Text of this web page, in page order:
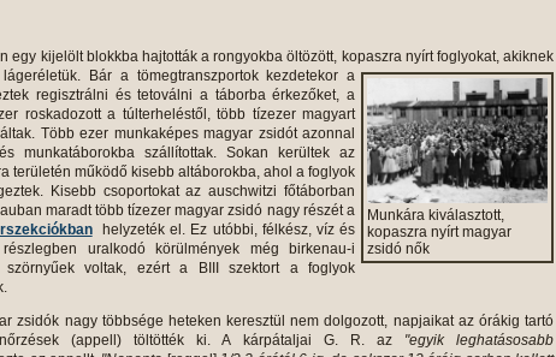
egy kijelölt blokkba hajtották a rongyokba öltözött, kopaszra nyírt foglyokat, akiknek
Munkára kiválasztott,
kopaszra nyírt magyar
zsidó nők
lágeréletük. Bár a tömegtranszportok kezdetekor a
regisztrálni és tetoválni a táborba érkezőket, a
roskadozott a túlterheléstől, több tízezer magyart
Több ezer munkaképes magyar zsidót azonnal
munkatáborokba szállítottak. Sokan kerültek az
területén működő kisebb altáborokba, ahol a foglyok
Kisebb csoportokat az auschwitzi főtáborban
maradt több tízezer magyar zsidó nagy részét a
helyzeték el. Ez utóbbi, félkész, víz és
uralkodó körülmények még birkenau-i
voltak, ezért a BIII szektort a foglyok
zsidók nagy többsége heteken keresztül nem dolgozott, napjaikat az órákig tartó
(appell) töltötték ki. A kárpátaljai G. R. az "egyik leghatásosabb